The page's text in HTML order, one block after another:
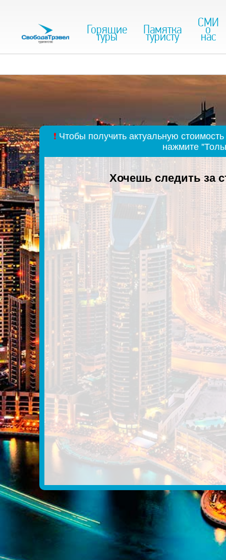
Горящие
туры Памятка
туристу
СМИ
о
нас
❗ Чтобы получить актуальную
нажмите
Хочешь следить за